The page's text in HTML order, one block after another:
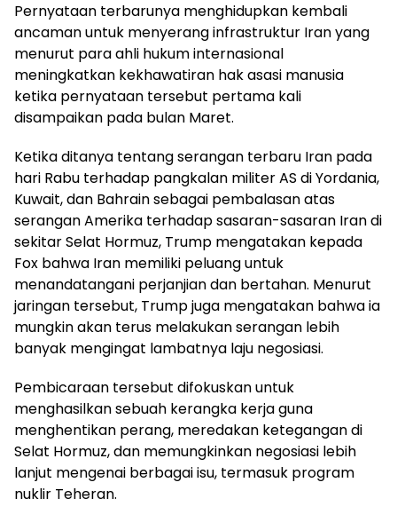
Pernyataan terbarunya menghidupkan kembali
ancaman untuk menyerang infrastruktur Iran yang
menurut para ahli hukum internasional
meningkatkan kekhawatiran hak asasi manusia
ketika pernyataan tersebut pertama kali
disampaikan pada bulan Maret.
Ketika ditanya tentang serangan terbaru Iran pada
hari Rabu terhadap pangkalan militer AS di Yordania,
Kuwait, dan Bahrain sebagai pembalasan atas
serangan Amerika terhadap sasaran-sasaran Iran di
sekitar Selat Hormuz, Trump mengatakan kepada
Fox bahwa Iran memiliki peluang untuk
menandatangani perjanjian dan bertahan. Menurut
jaringan tersebut, Trump juga mengatakan bahwa ia
mungkin akan terus melakukan serangan lebih
banyak mengingat lambatnya laju negosiasi.
Pembicaraan tersebut difokuskan untuk
menghasilkan sebuah kerangka kerja guna
menghentikan perang, meredakan ketegangan di
Selat Hormuz, dan memungkinkan negosiasi lebih
lanjut mengenai berbagai isu, termasuk program
nuklir Teheran.